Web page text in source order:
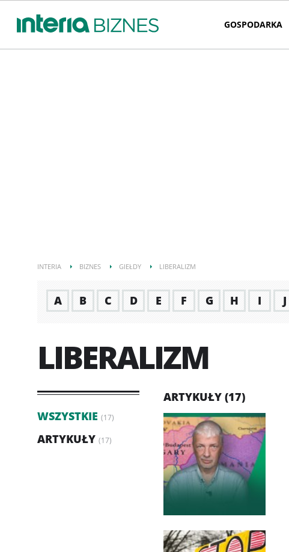
GOSPODARKA
INTERIA BIZNES GIEŁDY LIBERALIZM
A B C D E F G H I J
LIBERALIZM
WSZYSTKIE (17)
ARTYKUŁY (17)
ARTYKUŁY (17)